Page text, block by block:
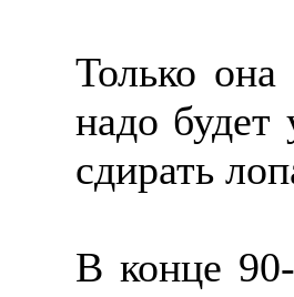
Только
надо будет
сдирать
В конце